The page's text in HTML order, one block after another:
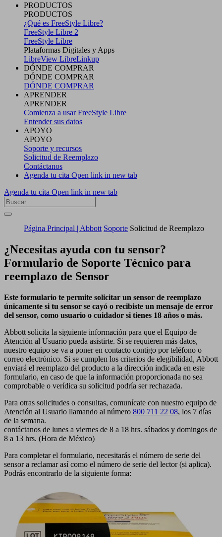
PRODUCTOS
PRODUCTOS
¿Qué es FreeStyle Libre?
FreeStyle Libre 2
FreeStyle Libre
Plataformas Digitales y Apps
LibreView LibreLinkup
DÓNDE COMPRAR
DÓNDE COMPRAR
DÓNDE COMPRAR
APRENDER
APRENDER
Comienza a usar FreeStyle Libre
Entender sus datos
APOYO
APOYO
Soporte y recursos
Solicitud de Reemplazo
Contáctanos
Agenda tu cita Open link in new tab
Agenda tu cita Open link in new tab
Página Principal | Abbott Soporte Solicitud de Reemplazo
¿Necesitas ayuda con tu sensor?
Formulario de Soporte Técnico para
reemplazo de Sensor
Este formulario te permite solicitar un sensor de reemplazo
únicamente si tu sensor se cayó o recibiste un mensaje de error
del sensor, como usuario o cuidador si tienes 18 años o más.
Abbott solicita la siguiente información para que el Equipo de
Atención al Usuario pueda asistirte. Si se requieren más datos,
nuestro equipo se va a poner en contacto contigo por teléfono o
correo electrónico. Si se cumplen los criterios de elegibilidad, Abbott
enviará el reemplazo del producto a la dirección indicada en este
formulario, en caso de que la información proporcionada no sea
comprobable o verídica su solicitud podría ser rechazada.
Para otras solicitudes o consultas, comunícate con nuestro equipo de
Atención al Usuario llamando al número 800 711 22 08, los 7 días
de la semana.
contáctanos de lunes a viernes de 8 a 18 hrs. sábados y domingos de
8 a 13 hrs. (Hora de México)
Para completar el formulario, necesitarás el número de serie del
sensor a reclamar así como el número de serie del lector (si aplica).
Podrás encontrarlo de la siguiente forma: